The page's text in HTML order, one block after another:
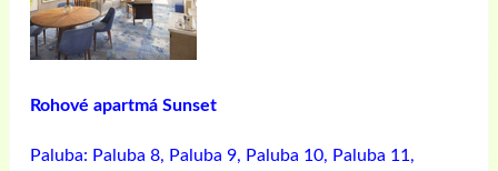
Rohové apartmá Sunset
Paluba: Paluba 8, Paluba 9, Paluba 10, Paluba 11,